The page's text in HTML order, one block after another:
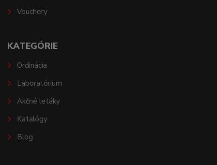
Vouchery
KATEGÓRIE
Ordinácia
Laboratórium
Akčné letáky
Katalógy
Blog